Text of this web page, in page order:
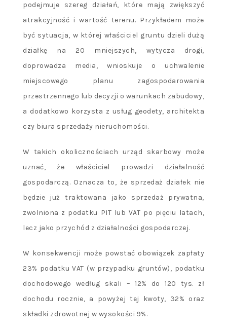
podejmuje szereg działań, które mają zwiększyć
atrakcyjność i wartość terenu. Przykładem może
być sytuacja, w której właściciel gruntu dzieli dużą
działkę na 20 mniejszych, wytycza drogi,
doprowadza media, wnioskuje o uchwalenie
miejscowego planu zagospodarowania
przestrzennego lub decyzji o warunkach zabudowy,
a dodatkowo korzysta z usług geodety, architekta
czy biura sprzedaży nieruchomości.
W takich okolicznościach urząd skarbowy może
uznać, że właściciel prowadzi działalność
gospodarczą. Oznacza to, że sprzedaż działek nie
będzie już traktowana jako sprzedaż prywatna,
zwolniona z podatku PIT lub VAT po pięciu latach,
lecz jako przychód z działalności gospodarczej.
W konsekwencji może powstać obowiązek zapłaty
23% podatku VAT (w przypadku gruntów), podatku
dochodowego według skali – 12% do 120 tys. zł
dochodu rocznie, a powyżej tej kwoty, 32% oraz
składki zdrowotnej w wysokości 9%.